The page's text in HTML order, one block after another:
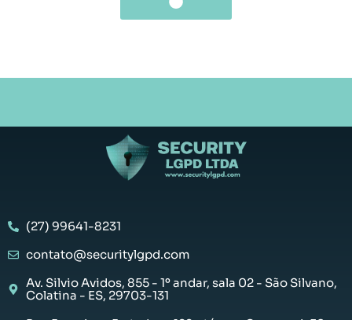
(27) 99641-8231
contato@securitylgpd.com
Av. Silvio Avidos, 855 - 1º andar, sala 02 - São Silvano,
Colatina - ES, 29703-131